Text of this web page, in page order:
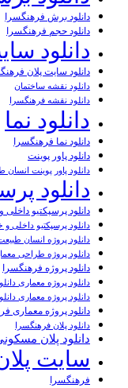
دانلود برش فرهنگسرا
دانلود حجم فرهنگسرا
دانلود
دانلود سایت پلان
دانلود نقشه ساختمان
دانلود نقشه فرهنگسرا
دانلود نما
دانلود نما فرهنگسرا
دانلود پاور پوینت
دانلود پاور پوینت
دانلود
دانلود پرسپکتیو
دانلود پرسپکتیو داخلی
دانلود پروژه انسان
دانلود پروژه طراحی
دانلود پروژه فرهنگسرا
دانلود پروژه معماری
دانلود پروژه معماری
دانلود پروژه معماری
دانلود پلان فرهنگسرا
دانلود پلان
سایت
فرهنگسرا